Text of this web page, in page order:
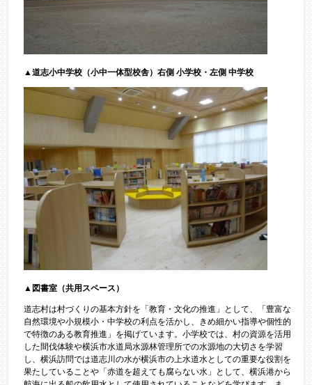
▲道志小中学校（小中一体型校舎）右側 小学校・左側 中学校
▲図書室（共用スペース）
道志村は村づくりの基本方針を「教育・文化の推進」として、「豊富な
自然環境や小規模小・中学校の利点を活かし、きめ細かい指導や個性的
で特徴のある教育推進」を掲げています。小学校では、村の資源を活用
した間伐体験や横浜市水道局水源林管理所での水源地の大切さを学習
し、横浜訪問では道志川の水が横浜市の上水道水としての重要な役割を
果たしていることや「赤道を超えても腐らない水」として、横浜港から